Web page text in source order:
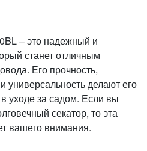
– это надежный и
станет отличным
Его прочность,
универсальность делают его
уходе за садом. Если вы
секатор, то эта
вашего внимания.